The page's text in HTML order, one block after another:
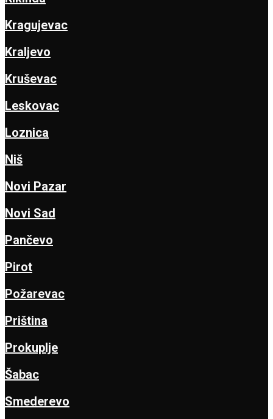
Kragujevac
Kraljevo
Kruševac
Leskovac
Loznica
Niš
Novi Pazar
Novi Sad
Pančevo
Pirot
Požarevac
Priština
Prokuplje
Šabac
Smederevo